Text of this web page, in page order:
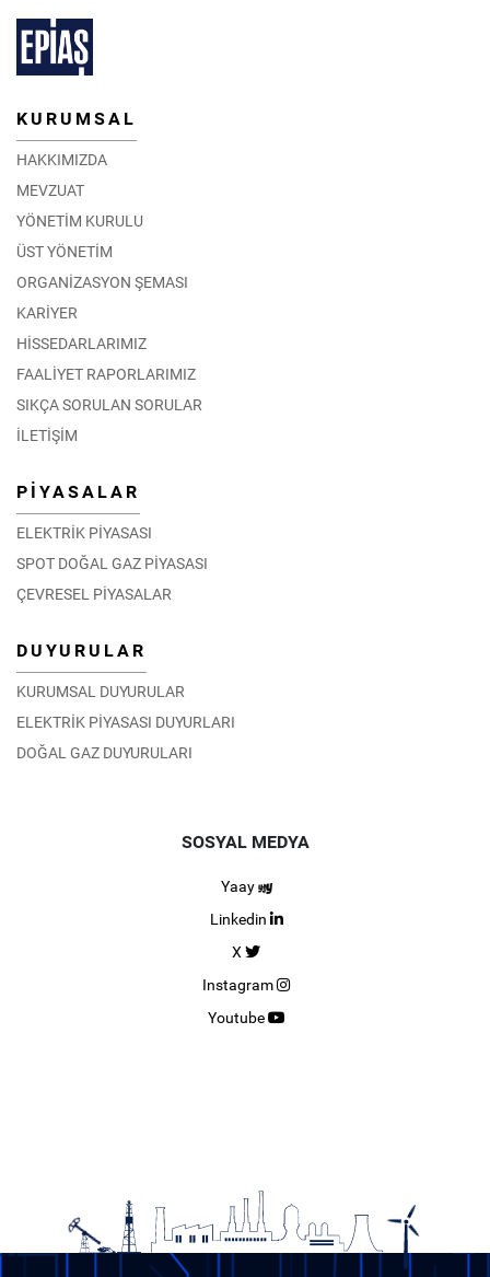
KURUMSAL
HAKKIMIZDA
MEVZUAT
YÖNETİM KURULU
ÜST YÖNETİM
ORGANİZASYON ŞEMASI
KARİYER
HİSSEDARLARIMIZ
FAALİYET RAPORLARIMIZ
SIKÇA SORULAN SORULAR
İLETİŞİM
PİYASALAR
ELEKTRİK PİYASASI
SPOT DOĞAL GAZ PİYASASI
ÇEVRESEL PİYASALAR
DUYURULAR
KURUMSAL DUYURULAR
ELEKTRİK PİYASASI DUYURLARI
DOĞAL GAZ DUYURULARI
SOSYAL MEDYA
Yaay
Linkedin
X
Instagram
Youtube